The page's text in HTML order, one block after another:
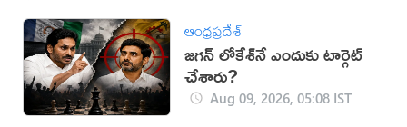
ఆంధ్రప్రదేశ్
జగన్ లోకేశ్‌నే ఎందుకు టార్గెట్
చేశారు?
Aug 09, 2026, 05:08 IST